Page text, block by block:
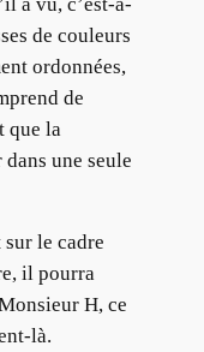
de couleurs
ordonnées,
de
que la
une seule
sur le cadre
il pourra
H, ce
là.